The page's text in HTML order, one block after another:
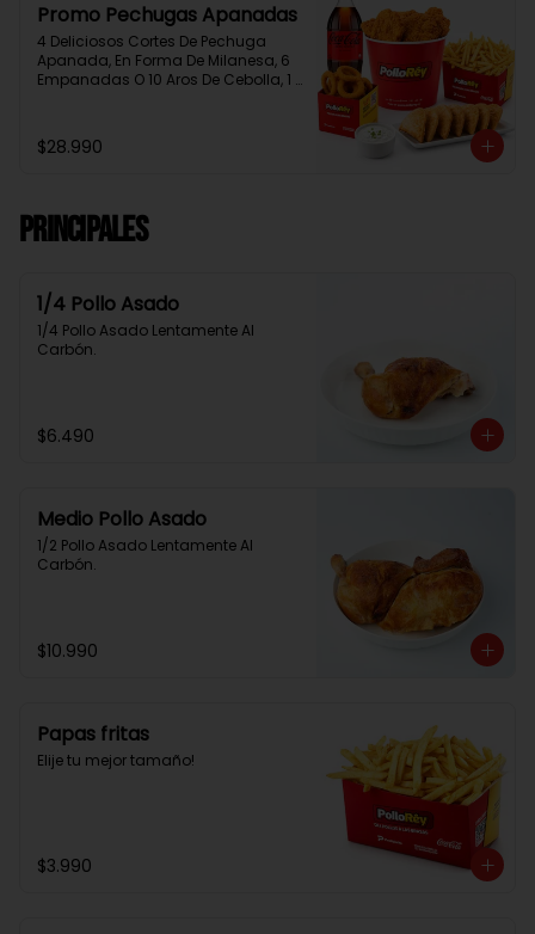
Promo Pechugas Apanadas
4 Deliciosos Cortes De Pechuga
Apanada, En Forma De Milanesa, 6
Empanadas O 10 Aros De Cebolla, 1
$28.990
Principales
1/4 Pollo Asado
1/4 Pollo Asado Lentamente Al
Carbón.
$6.490
Medio Pollo Asado
1/2 Pollo Asado Lentamente Al
Carbón.
$10.990
Papas fritas
Elije tu mejor tamaño!
$3.990